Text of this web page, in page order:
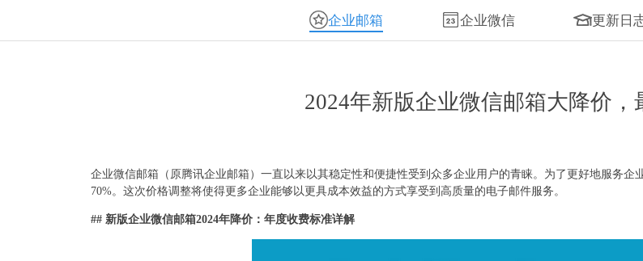
企业邮箱 企业微信 更新日
2024年新版企业微信邮箱大降价，
企业微信邮箱（原腾讯企业邮箱）一直以来以其稳定性和便捷性受到众多企业用户的青睐。为了更好地服务企
70%。这次价格调整将使得更多企业能够以更具成本效益的方式享受到高质量的电子邮件服务。
## 新版企业微信邮箱2024年降价：年度收费标准详解